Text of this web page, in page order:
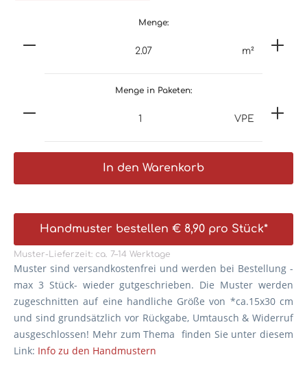
Menge:
m²
Menge in Paketen:
VPE
In den Warenkorb
Handmuster bestellen € 8,90 pro Stück*
Muster-Lieferzeit: ca. 7–14 Werktage
Muster sind versandkostenfrei und werden bei Bestellung -
max 3 Stück- wieder gutgeschrieben. Die Muster werden
zugeschnitten auf eine handliche Größe von *ca.15x30 cm
und sind grundsätzlich vor Rückgabe, Umtausch & Widerruf
ausgeschlossen! Mehr zum Thema finden Sie unter diesem
Link: Info zu den Handmustern